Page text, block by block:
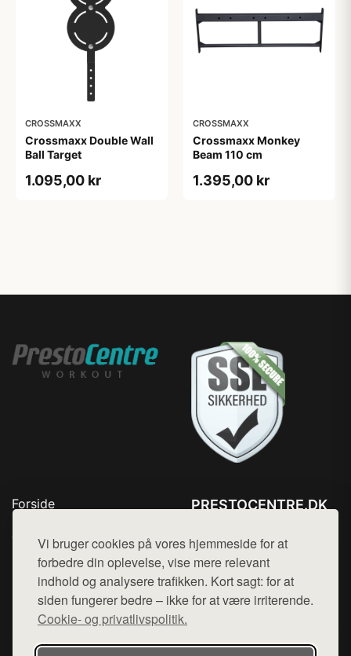
Vi bruger cookies på vores hjemmeside for at
forbedre din oplevelse, vise mere relevant
indhold og analysere trafikken. Kort sagt: for at
siden fungerer bedre – ikke for at være irriterende.
Cookie- og privatlivspolitik.
CROSSMAXX
Crossmaxx Double Wall
Ball Target
1.095,00 kr
CROSSMAXX
Crossmaxx Monkey
Beam 110 cm
1.395,00 kr
Forside
Top Rabatter
Kontakt
PRESTOCENTRE.DK
Mail: hej@want.dk
Cookie- og privatlivspolitik